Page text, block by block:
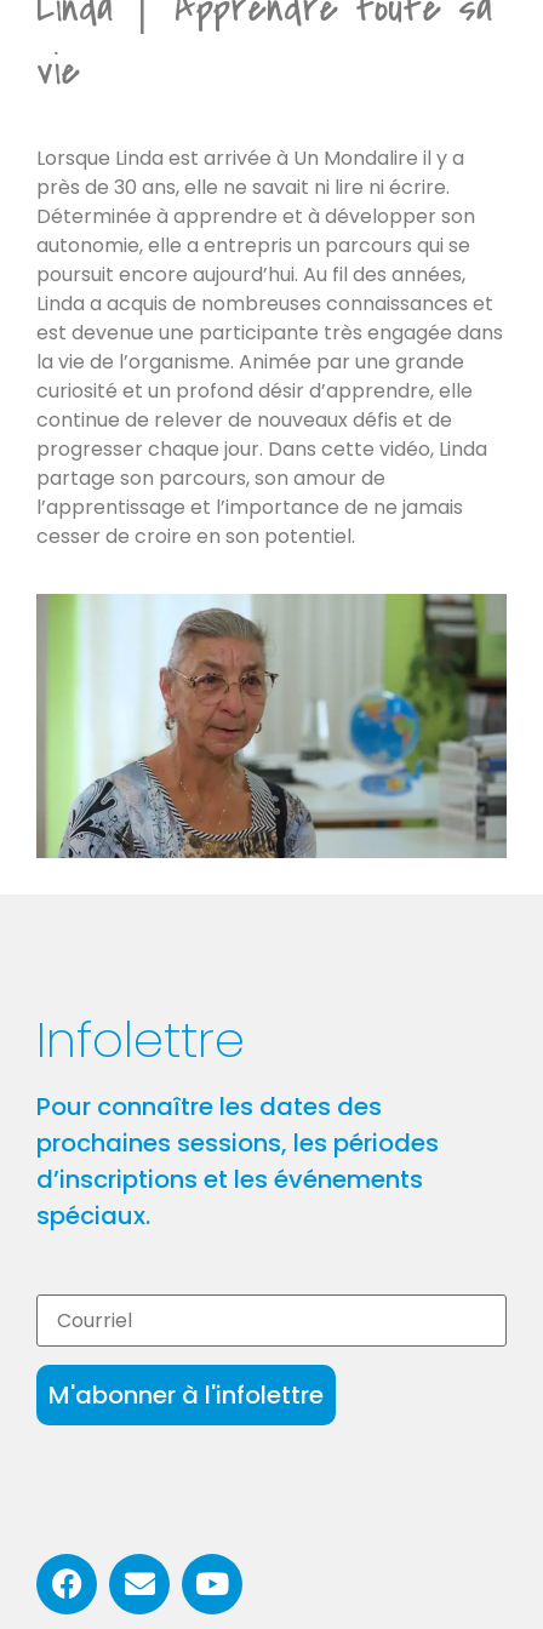
vie
Lorsque Linda est arrivée à Un Mondalire il y a
près de 30 ans, elle ne savait ni lire ni écrire.
Déterminée à apprendre et à développer son
autonomie, elle a entrepris un parcours qui se
poursuit encore aujourd’hui. Au fil des années,
Linda a acquis de nombreuses connaissances et
est devenue une participante très engagée dans
la vie de l’organisme. Animée par une grande
curiosité et un profond désir d’apprendre, elle
continue de relever de nouveaux défis et de
progresser chaque jour. Dans cette vidéo, Linda
partage son parcours, son amour de
l’apprentissage et l’importance de ne jamais
cesser de croire en son potentiel.
Infolettre
Pour connaître les dates des
prochaines sessions, les périodes
d’inscriptions et les événements
spéciaux.